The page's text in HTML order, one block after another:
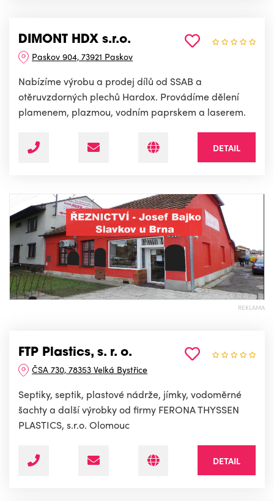
DIMONT HDX s.r.o.
Paskov 904, 73921 Paskov
Nabízíme výrobu a prodej dílů od SSAB a
otěruvzdorných plechů Hardox. Provádíme dělení
plamenem, plazmou, vodním paprskem a laserem.
DETAIL
REKLAMA
FTP Plastics, s. r. o.
ČSA 730, 78353 Velká Bystřice
Septiky, septik, plastové nádrže, jímky, vodoměrné
šachty a další výrobky od firmy FERONA THYSSEN
PLASTICS, s.r.o. Olomouc
DETAIL